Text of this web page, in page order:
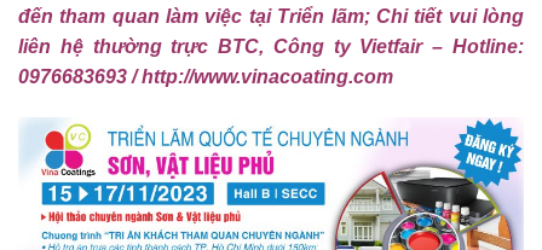
đến tham quan làm việc tại Triển lãm; Chi tiết vui lòng
liên hệ thường trực BTC, Công ty Vietfair –Hotline:
0976683693 / http://www.vinacoating.com